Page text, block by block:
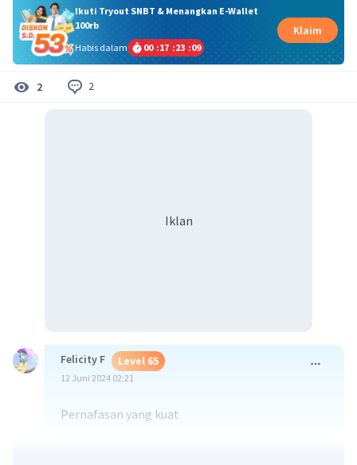
Ikuti Tryout SNBT & Menangkan E-Wallet
100rb
Habis dalam
00 :17 :23 :09
Klaim
2 2
Iklan
Felicity F Level 65
12 Juni 2024 02:21
Pernafasan yang kuat